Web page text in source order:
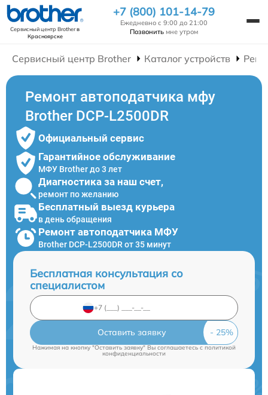
Сервисный центр Brotherв
Красноярске
+7 (800) 101-14-79
Ежедневно с 9:00 до 21:00
Позвонить мне утром
Сервисный центр Brother Каталог устройств
Ремонт автоподатчика мфу
Brother DCP-L2500DR
Официальный сервис
Гарантийное обслуживание
МФУ Brother до 3 лет
Диагностика за наш счет,
ремонт по желанию
Бесплатный выезд курьера
в день обращения
Ремонт автоподатчика МФУ
Brother DCP-L2500DR от 35 минут
Бесплатная консультация со
специалистом
Оставить заявку
Нажимая на кнопку "Оставить заявку" Вы соглашаетесь cполитикой
конфиденциальности